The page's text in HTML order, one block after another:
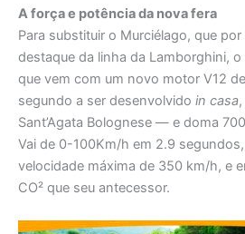
A força e potência da nova fera
Para substituir o Murciélago, que
destaque da linha da Lamborghini,
que vem com um novo motor V12
segundo a ser desenvolvido in casa
Sant’Agata Bolognese — e doma
Vai de 0-100Km/h em 2.9
velocidade máxima de 350 km/h, e
CO² que seu antecessor.